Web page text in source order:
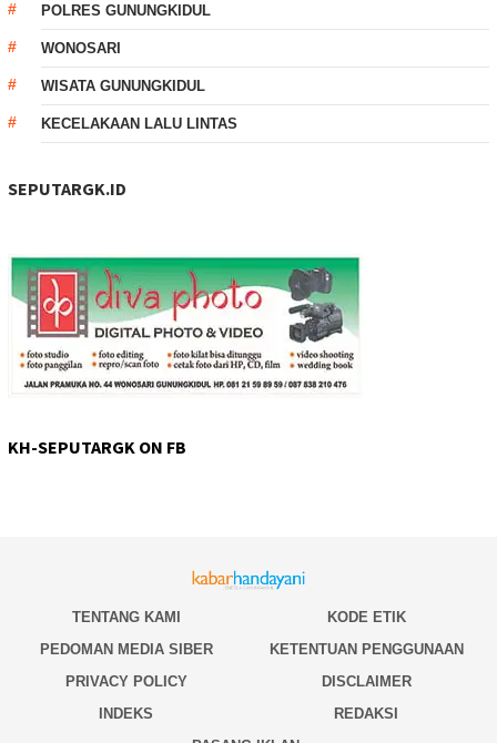
POLRES GUNUNGKIDUL
WONOSARI
WISATA GUNUNGKIDUL
KECELAKAAN LALU LINTAS
SEPUTARGK.ID
KH-SEPUTARGK ON FB
TENTANG KAMI
KODE ETIK
PEDOMAN MEDIA SIBER
KETENTUAN PENGGUNAAN
PRIVACY POLICY
DISCLAIMER
INDEKS
REDAKSI